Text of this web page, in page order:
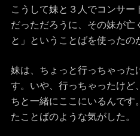
こうして妹と３人でコンサー
だっただろうに、その妹が亡
と」ということばを使ったの
妹は、ちょっと行っちゃった
す。いや、行っちゃったけど
ちと一緒にここにいるんです
たことばのような気がした。